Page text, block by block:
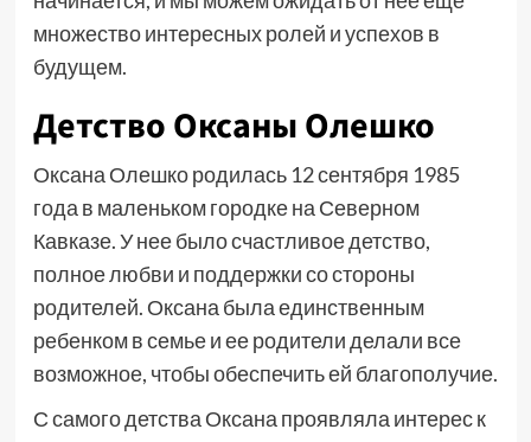
множество интересных ролей и успехов в
будущем.
Детство Оксаны Олешко
Оксана Олешко родилась 12 сентября 1985
года в маленьком городке на Северном
Кавказе. У нее было счастливое детство,
полное любви и поддержки со стороны
родителей. Оксана была единственным
ребенком в семье и ее родители делали все
возможное, чтобы обеспечить ей благополучие.
С самого детства Оксана проявляла интерес к